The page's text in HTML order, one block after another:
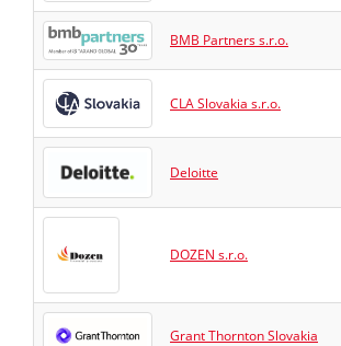
BMB Partners s.r.o.
CLA Slovakia s.r.o.
Deloitte
DOZEN s.r.o.
Grant Thornton Slovakia